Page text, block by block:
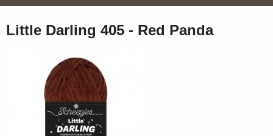
Little Darling 405 - Red Panda